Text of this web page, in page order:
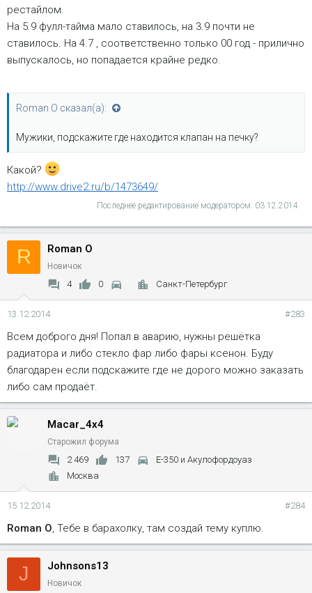
рестайлом.
На 5.9 фулл-тайма мало ставилось, на 3.9 почти не
ставилось. На 4.7 , соответственно только 00 год - прилично
выпускалось, но попадается крайне редко.
Roman O сказал(а):
Мужики, подскажите где находится клапан на печку?
Какой?
http://www.drive2.ru/b/1473649/
Последнее редактирование модератором: 03.12.2014
R Roman O
Новичок
4 0 Санкт-Петербург
13.12.2014 #283
Всем доброго дня! Попал в аварию, нужны решётка
радиатора и либо стекло фар либо фары ксенон. Буду
благодарен если подскажите где не дорого можно заказать
либо сам продаёт.
Macar_4x4
Старожил форума
2 469 137
Е-350 и Акулофордоуаз
Москва
15.12.2014 #284
Roman O , Тебе в барахолку, там создай тему куплю.
J Johnsons13
Новичок